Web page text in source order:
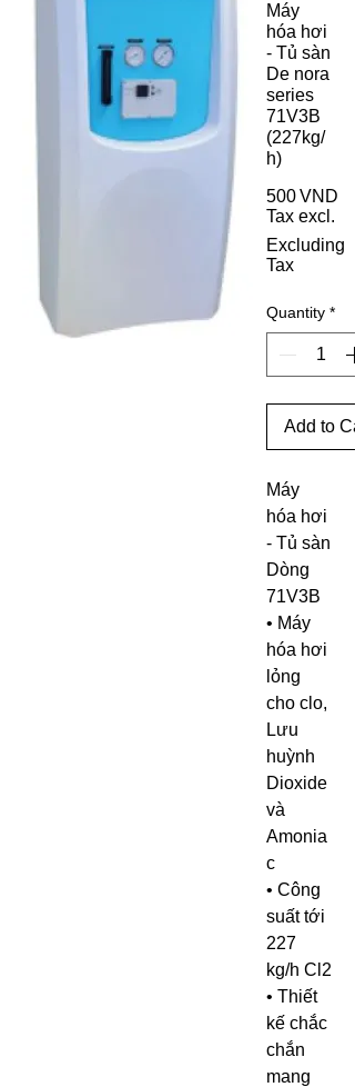
Máy
hóa hơi
- Tủ sàn
De nora
series
71V3B
(227kg/
h)
500 VND
Tax excl.
Price
Excluding
Tax
Quantity *
Add to
Máy
hóa hơi
- Tủ sàn
Dòng
71V3B
• Máy
hóa hơi
lỏng
cho clo,
Lưu
huỳnh
Dioxide
và
Amonia
c
• Công
suất tới
227
kg/h Cl2
• Thiết
kế chắc
chắn
mang